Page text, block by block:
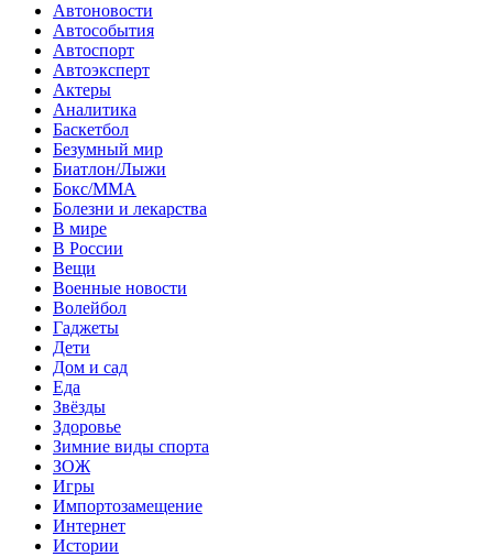
Автоновости
Автособытия
Автоспорт
Автоэксперт
Актеры
Аналитика
Баскетбол
Безумный мир
Биатлон/Лыжи
Бокс/MMA
Болезни и лекарства
В мире
В России
Вещи
Военные новости
Волейбол
Гаджеты
Дети
Дом и сад
Еда
Звёзды
Здоровье
Зимние виды спорта
ЗОЖ
Игры
Импортозамещение
Интернет
Истории